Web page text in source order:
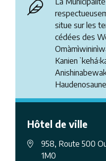
situe sur les
cédées des
Hôtel de ville
958, Route 500
1M0